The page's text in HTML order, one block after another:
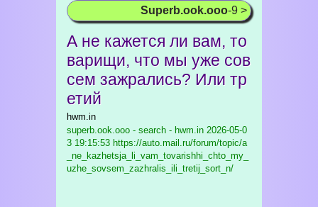
Superb.ook.ooo-9 >
А не кажется ли вам, то
варищи, что мы уже сов
сем зажрались? Или тр
етий
hwm.in
superb.ook.ooo - search - hwm.in 2026-05-0
3 19:15:53 https://auto.mail.ru/forum/topic/a
_ne_kazhetsja_li_vam_tovarishhi_chto_my_
uzhe_sovsem_zazhralis_ili_tretij_sort_n/